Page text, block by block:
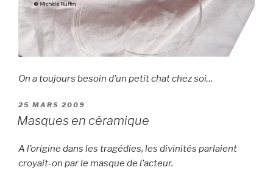
On a toujours besoin d’un petit chat chez soi…
PUBLIÉ
LE
25 MARS 2009
Masques en céramique
A l’origine dans les tragédies, les divinités parlaient
croyait-on par le masque de l’acteur.